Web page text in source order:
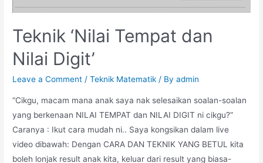
Teknik ‘Nilai Tempat dan
Nilai Digit’
Leave a Comment /Teknik Matematik / Byadmin
“Cikgu, macam mana anak saya nak selesaikan soalan-soalan
yang berkenaan NILAI TEMPAT dan NILAI DIGIT ni cikgu?”
Caranya : Ikut cara mudah ni.. Saya kongsikan dalam live
video dibawah: Dengan CARA DAN TEKNIK YANG BETUL kita
boleh lonjak result anak kita, keluar dari result yang biasa-